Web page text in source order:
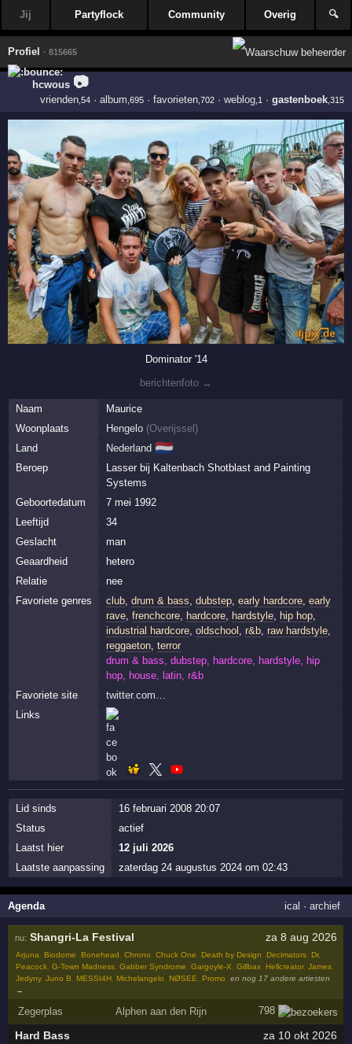
Jij Partyflock Community Overig 🔍
Profiel · 815665
hcwous 📷
vrienden,54· album ,695· favorieten,702· weblog,1· gastenboek,315
Dominator '14
berichtenfoto →
Naam
Maurice
Woonplaats
Hengelo (Overijssel )
Land
Nederland 🇳🇱
Beroep
Lasser bij Kaltenbach Shotblast and Painting
Systems
Geboortedatum
7 mei 1992
Leeftijd
34
Geslacht
man
Geaardheid
hetero
Relatie
nee
Favoriete genres
club, drum & bass dubstep, early hardcore, early
rave, frenchcore, hardcore, hardstyle, hip hop,
industrial hardcore, oldschool r&b, raw hardstyle,
reggaeton, terror
drum & bass, dubstep, hardcore, hardstyle, hip
hop, house, latin, r&b
Favoriete site
twitter.com…
Links
Lid sinds
16 februari 2008 20:07
Status
actief
Laatst hier
12 juli 2026
Laatste aanpassing
zaterdag 24 augustus 2024 om 02:43
Agenda ical · archief
nu: Shangri-La Festival za 8 aug 2026
Arjuna, Biodome, Bonehead,Chrono,Chuck One, Death by Design, Decimators, Dr.
Peacock,G-Town Madness,Gabber Syndrome,Gargoyle-X,Gillbax, Hellcreator,James,
Jedyny,Juno B, MESSI4H, Michelangelo, NØSEE, Promo,en nog 17 andere artiesten
→
Zegerplas Alphen aan den Rijn 798
Hard Bass za 10 okt 2026